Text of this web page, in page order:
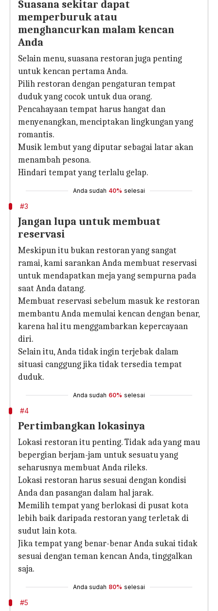
Suasana sekitar dapat
memperburuk atau
menghancurkan malam kencan
Anda
Selain menu, suasana restoran juga penting
untuk kencan pertama Anda.
Pilih restoran dengan pengaturan tempat
duduk yang cocok untuk dua orang.
Pencahayaan tempat harus hangat dan
menyenangkan, menciptakan lingkungan yang
romantis.
Musik lembut yang diputar sebagai latar akan
menambah pesona.
Hindari tempat yang terlalu gelap.
Anda sudah 40% selesai
#3
Jangan lupa untuk membuat
reservasi
Meskipun itu bukan restoran yang sangat
ramai, kami sarankan Anda membuat reservasi
untuk mendapatkan meja yang sempurna pada
saat Anda datang.
Membuat reservasi sebelum masuk ke restoran
membantu Anda memulai kencan dengan benar,
karena hal itu menggambarkan kepercayaan
diri.
Selain itu, Anda tidak ingin terjebak dalam
situasi canggung jika tidak tersedia tempat
duduk.
Anda sudah 60% selesai
#4
Pertimbangkan lokasinya
Lokasi restoran itu penting. Tidak ada yang mau
bepergian berjam-jam untuk sesuatu yang
seharusnya membuat Anda rileks.
Lokasi restoran harus sesuai dengan kondisi
Anda dan pasangan dalam hal jarak.
Memilih tempat yang berlokasi di pusat kota
lebih baik daripada restoran yang terletak di
sudut lain kota.
Jika tempat yang benar-benar Anda sukai tidak
sesuai dengan teman kencan Anda, tinggalkan
saja.
Anda sudah 80% selesai
#5